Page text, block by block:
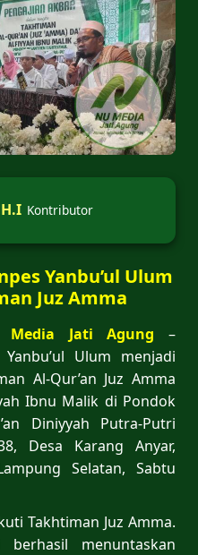
Kontributor
Yanbu’ul Ulum
Juz Amma
Media Jati Agung –
Ulum menjadi
Al-Qur’an Juz Amma
Ibnu Malik di Pondok
Diniyyah Putra-Putri
Desa Karang Anyar,
Selatan, Sabtu
Takhtiman Juz Amma.
menuntaskan